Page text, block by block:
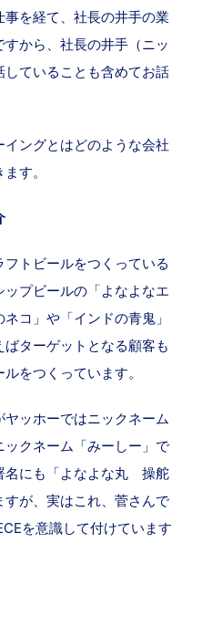
を経て、社長の井手の業
から、社長の井手（ニッ
ていることも含めてお話
ングとはどのような会社
す。
トビールをつくっている
プビールの「よなよなエ
コ」や「インドの青鬼」
ターゲットとなる顧客も
をつくっています。
ッホーではニックネーム
クネーム「みーしー」で
名にも「よなよな丸 操舵
が、実はこれ、菅さんで
を意識して付けています